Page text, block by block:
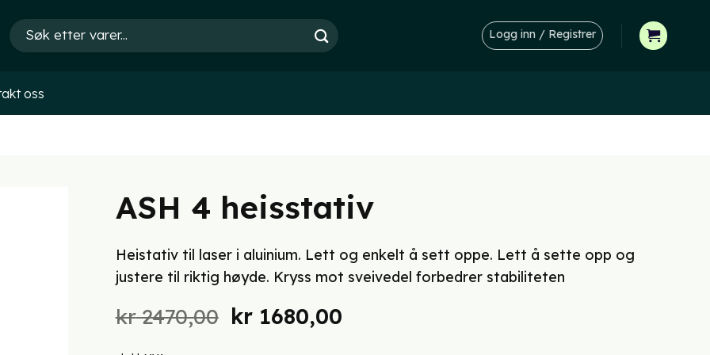
Søk
etter:
Logg inn / Registrer
oss
ASH 4 heisstativ
Heistativ til laser i aluinium. Lett og enkelt å sett oppe. Lett å sette opp og
justere til riktig høyde. Kryss mot sveivedel forbedrer stabiliteten
kr2470,00 Opprinnelig
kr1680,00Nåværende